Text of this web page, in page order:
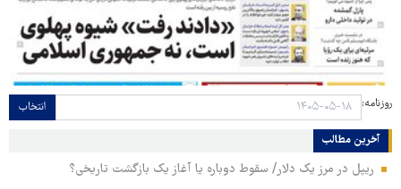
روزنامه: انتخاب
آخرین مطالب
ریپل در مرز یک دلار/ سقوط دوباره یا آغاز یک بازگشت تاریخی؟